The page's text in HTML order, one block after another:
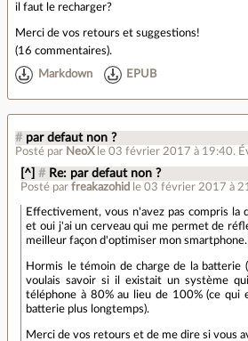
il faut le recharger?
Merci de vos retours et suggestions!
(16 commentaires).
Markdown EPUB
# par defaut non ?
Posté par NeoX le 03 février 2017 à 19:40.
[^] # Re: par defaut non ?
Posté parfreakazohid le 03 février 2017 à
Effectivement, vous n'avez pas compris la
et oui j'ai un cerveau qui me permet de
meilleur façon d'optimiser mon smartphone.
Hormis le témoin de charge de la batterie
voulais savoir si il existait un système
téléphone à 80% au lieu de 100% (ce qui
batterie plus longtemps).
Merci de vos retours et de me dire si vous